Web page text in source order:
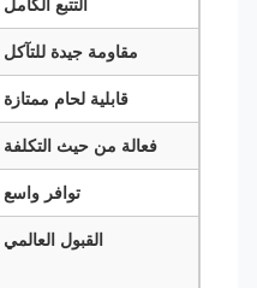
التتبع الكامل
مقاومة جيدة للتآكل
قابلية لحام ممتازة
فعالة من حيث التكلفة
توافر واسع
القبول العالمي